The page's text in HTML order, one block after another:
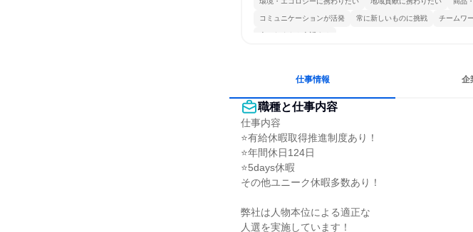
コミュニケーションが活発 常に新しいものに挑戦 チームワ
人とたくさん会話する
仕事情報 企
職種と仕事内容
仕事内容
⭐有給休暇取得推進制度あり！
⭐年間休日124日
⭐5days休暇
その他ユニーク休暇多数あり！
弊社は人物本位による適正な
人選を実施しています！